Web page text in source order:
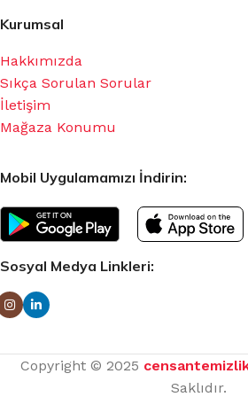
Kurumsal
Hakkımızda
Sıkça Sorulan Sorular
İletişim
Mağaza Konumu
Mobil Uygulamamızı İndirin:
Sosyal Medya Linkleri:
Copyright © 2025
Saklıdır.